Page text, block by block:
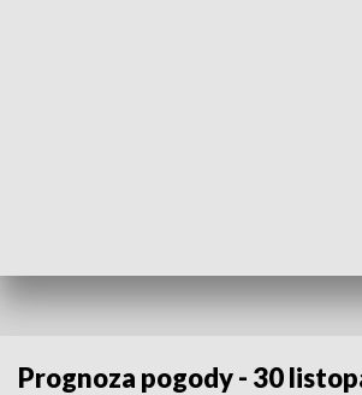
Prognoza pogody - 30